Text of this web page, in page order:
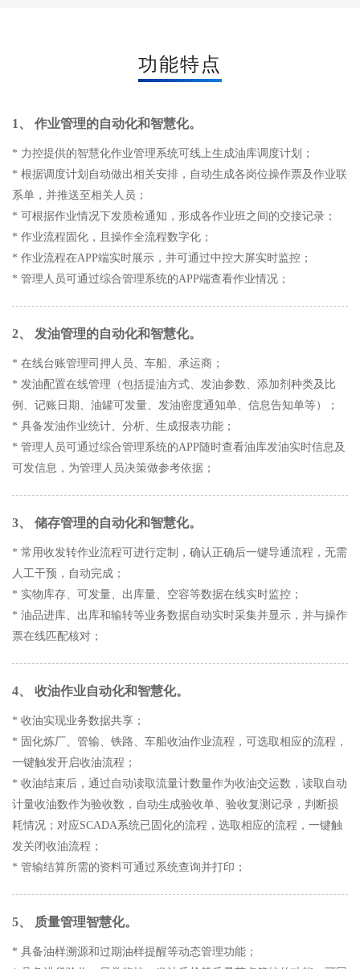
功能特点
1、 作业管理的自动化和智慧化。
* 力控提供的智慧化作业管理系统可线上生成油库调度计划；
* 根据调度计划自动做出相关安排，自动生成各岗位操作票及作业联
系单，并推送至相关人员；
* 可根据作业情况下发质检通知，形成各作业班之间的交接记录；
* 作业流程固化，且操作全流程数字化；
* 作业流程在APP端实时展示，并可通过中控大屏实时监控；
* 管理人员可通过综合管理系统的APP端查看作业情况；
2、 发油管理的自动化和智慧化。
* 在线台账管理司押人员、车船、承运商；
* 发油配置在线管理（包括提油方式、发油参数、添加剂种类及比
例、记账日期、油罐可发量、发油密度通知单、信息告知单等）；
* 具备发油作业统计、分析、生成报表功能；
* 管理人员可通过综合管理系统的APP随时查看油库发油实时信息及
可发信息，为管理人员决策做参考依据；
3、 储存管理的自动化和智慧化。
* 常用收发转作业流程可进行定制，确认正确后一键导通流程，无需
人工干预，自动完成；
* 实物库存、可发量、出库量、空容等数据在线实时监控；
* 油品进库、出库和输转等业务数据自动实时采集并显示，并与操作
票在线匹配核对；
4、 收油作业自动化和智慧化。
* 收油实现业务数据共享；
* 固化炼厂、管输、铁路、车船收油作业流程，可选取相应的流程，
一键触发开启收油流程；
* 收油结束后，通过自动读取流量计数量作为收油交运数，读取自动
计量收油数作为验收数，自动生成验收单、验收复测记录，判断损
耗情况；对应SCADA系统已固化的流程，选取相应的流程，一键触
发关闭收油流程；
* 管输结算所需的资料可通过系统查询并打印；
5、 质量管理智慧化。
* 具备油样溯源和过期油样提醒等动态管理功能；